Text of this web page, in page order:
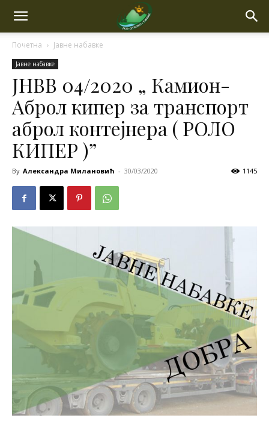
Почетна Јавне набавке
Јавне набавке
ЈНВВ 04/2020 „ Камион-
Аброл кипер за транспорт
аброл контејнера ( РОЛО
КИПЕР )”
By Александра Милановић - 30/03/2020 1145